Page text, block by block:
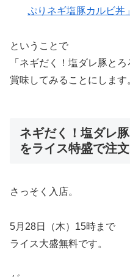
ぷりネギ塩豚カルビ丼
ということで
「ネギだく！塩ダレ豚と
賞味してみることにします
ネギだく！塩ダレ
をライス特盛で注文
さっそく入店。
5月28日（木）15時まで
ライス大盛無料です。